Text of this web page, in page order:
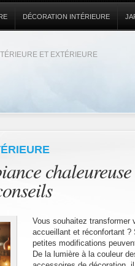
ET EXTÉRIEURE
DÉCORATION INTÉRIEURE
Vous souhaitez transformer
accueillant et réconfortant
petites modifications
De la lumière à la couleur